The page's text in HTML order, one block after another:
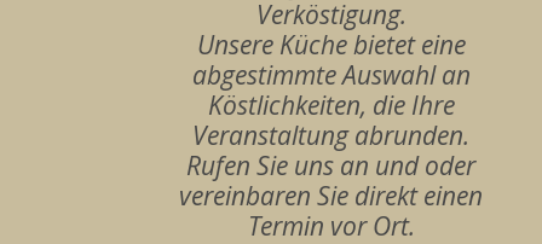
Verköstigung.
Unsere Küche bietet eine
abgestimmte Auswahl an
Köstlichkeiten, die Ihre
Veranstaltung abrunden.
Rufen Sie uns an und oder
vereinbaren Sie direkt einen
Termin vor Ort.